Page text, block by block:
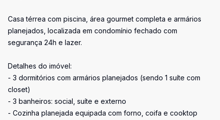
Casa térrea com piscina, área gourmet completa e armários
planejados, localizada em condomínio fechado com
segurança 24h e lazer.
Detalhes do imóvel:
- 3 dormitórios com armários planejados (sendo 1 suíte com
closet)
- 3 banheiros: social, suíte e externo
- Cozinha planejada equipada com forno, coifa e cooktop